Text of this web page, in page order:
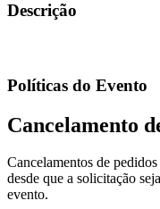
Descrição
Políticas do Evento
Cancelamento
Cancelamentos de
desde que a solicitação
evento.